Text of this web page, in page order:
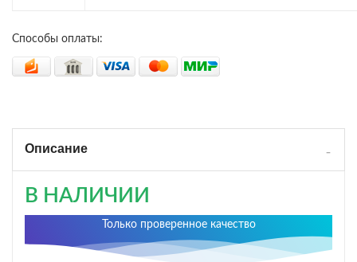
Способы оплаты:
Описание
В НАЛИЧИИ
Только проверенное качество